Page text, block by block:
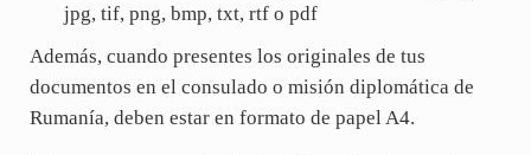
jpg, tif, png, bmp, txt, rtf o pdf
Además, cuando presentes los originales de tus
documentos en el consulado o misión diplomática de
Rumanía, deben estar en formato de papel A4.